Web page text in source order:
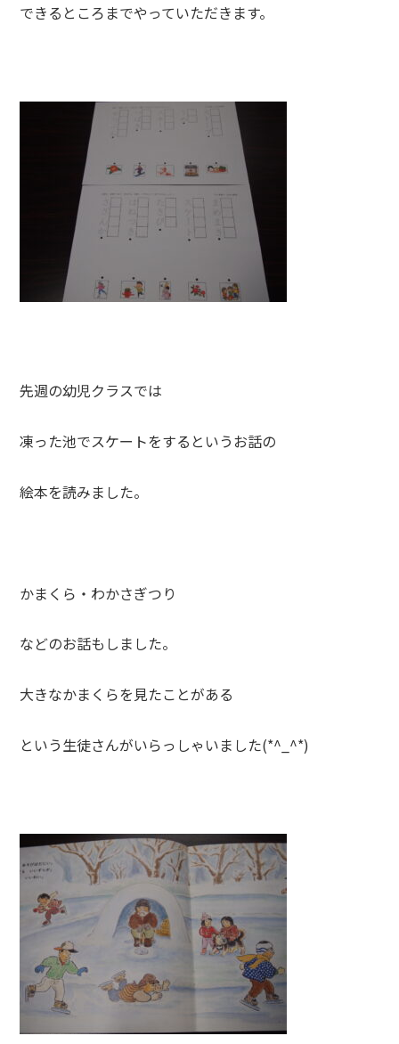
できるところまでやっていただきます。
先週の幼児クラスでは
凍った池でスケートをするというお話の
絵本を読みました。
かまくら・わかさぎつり
などのお話もしました。
大きなかまくらを見たことがある
という生徒さんがいらっしゃいました(*^_^*)